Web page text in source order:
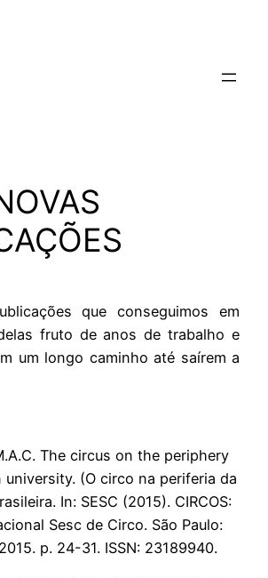
que conseguimos em
fruto de anos de trabalho e
um longo caminho até saírem a
The circus on the periphery
(O circo na periferia da
In: SESC (2015). CIRCOS:
Sesc de Circo. São Paulo:
p. 24-31. ISSN: 23189940.